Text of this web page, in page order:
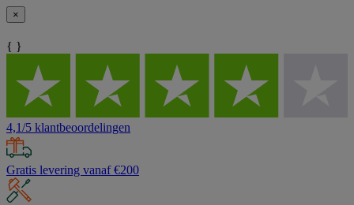
×
{ }
4,1/5 klantbeoordelingen
Gratis levering vanaf €200